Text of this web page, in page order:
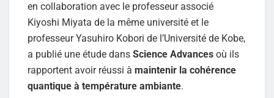
en collaboration avec le professeur associé
Kiyoshi Miyata de la même université et le
professeur Yasuhiro Kobori de l’Université de Kobe,
a publié une étude dans Science Advances où ils
rapportent avoir réussi à maintenir la cohérence
quantique à température ambiante.